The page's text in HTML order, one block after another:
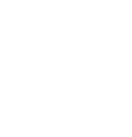
くって
けですよ
して
るかとか
す
人も
この